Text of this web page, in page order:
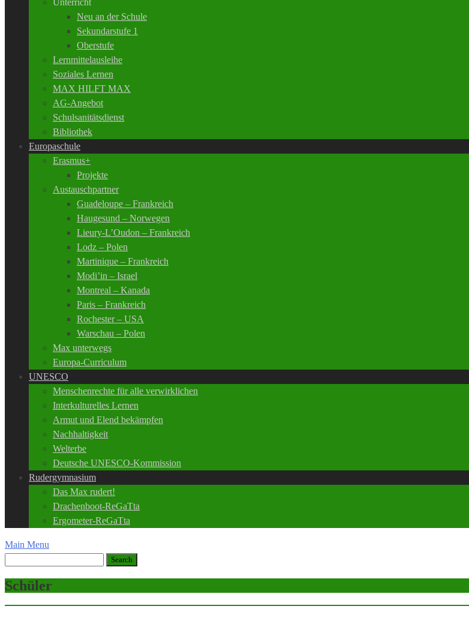
Unterricht
Neu an der Schule
Sekundarstufe 1
Oberstufe
Lernmittelausleihe
Soziales Lernen
MAX HILFT MAX
AG-Angebot
Schulsanitätsdienst
Bibliothek
Europaschule
Erasmus+
Projekte
Austauschpartner
Guadeloupe – Frankreich
Haugesund – Norwegen
Lieury-L’Oudon – Frankreich
Lodz – Polen
Martinique – Frankreich
Modi’in – Israel
Montreal – Kanada
Paris – Frankreich
Rochester – USA
Warschau – Polen
Max unterwegs
Europa-Curriculum
UNESCO
Menschenrechte für alle verwirklichen
Interkulturelles Lernen
Armut und Elend bekämpfen
Nachhaltigkeit
Welterbe
Deutsche UNESCO-Kommission
Rudergymnasium
Das Max rudert!
Drachenboot-ReGaTta
Ergometer-ReGaTta
Main Menu
Schüler